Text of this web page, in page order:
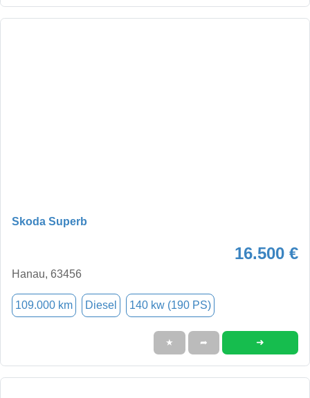
Skoda Superb
16.500 €
Hanau, 63456
109.000 km Diesel 140 kw (190 PS)
★ ➦ ➜